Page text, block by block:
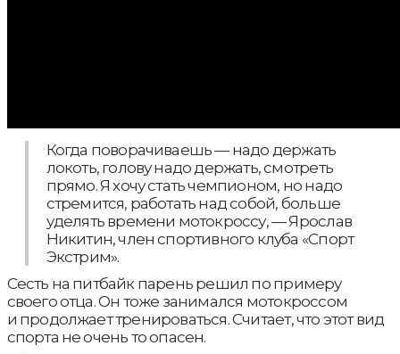
Когда поворачиваешь — надо держать
локоть, голову надо держать, смотреть
прямо. Я хочу стать чемпионом, но надо
стремится, работать над собой, больше
уделять времени мотокроссу, — Ярослав
Никитин, член спортивного клуба «Спорт
Экстрим».
Сесть на питбайк парень решил по примеру
своего отца. Он тоже занимался мотокроссом
и продолжает тренироваться. Считает, что этот вид
спорта не очень то опасен.